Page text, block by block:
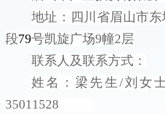
地址：四川省眉山市
段79号凯旋广场9幢2层
联系人及联系方式：
姓名
：梁先生 /刘
35011528